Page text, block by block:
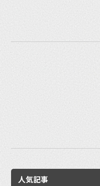
人気記事